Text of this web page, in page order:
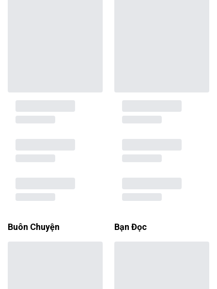
Buôn Chuyện Bạn Đọc